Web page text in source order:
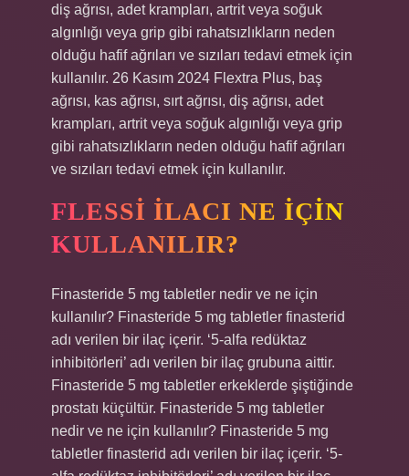
diş ağrısı, adet krampları, artrit veya soğuk
algınlığı veya grip gibi rahatsızlıkların neden
olduğu hafif ağrıları ve sızıları tedavi etmek için
kullanılır. 26 Kasım 2024 Flextra Plus, baş
ağrısı, kas ağrısı, sırt ağrısı, diş ağrısı, adet
krampları, artrit veya soğuk algınlığı veya grip
gibi rahatsızlıkların neden olduğu hafif ağrıları
ve sızıları tedavi etmek için kullanılır.
FLESSI ILACI NE IÇIN
KULLANILIR?
Finasteride 5 mg tabletler nedir ve ne için
kullanılır? Finasteride 5 mg tabletler finasterid
adı verilen bir ilaç içerir. ‘5-alfa redüktaz
inhibitörleri’ adı verilen bir ilaç grubuna aittir.
Finasteride 5 mg tabletler erkeklerde şiştiğinde
prostatı küçültür. Finasteride 5 mg tabletler
nedir ve ne için kullanılır? Finasteride 5 mg
tabletler finasterid adı verilen bir ilaç içerir. ‘5-